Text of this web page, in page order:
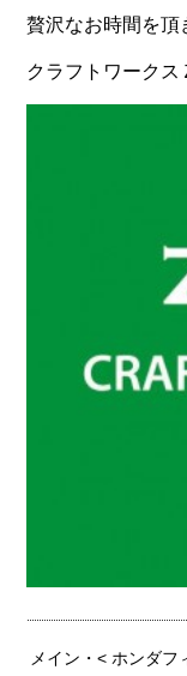
贅沢なお時間を頂
クラフトワーク
メイン ・< ホンダフ